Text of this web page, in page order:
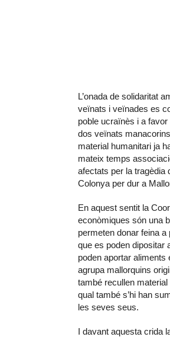
L’onada de solidaritat
veïnats i veïnades es
poble ucraïnès i a
dos veïnats
material humanitari ja
mateix temps
afectats per la tragèdia
Colonya per dur a
En aquest sentit la
econòmiques són una
permeten donar feina
que es poden dipositar
poden aportar
agrupa mallorquins
també recullen material
qual també s’hi han
les seves seus.
I davant aquesta crida